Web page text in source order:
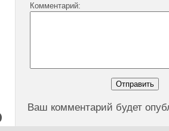
Комментарий:
Ваш комментарий будет